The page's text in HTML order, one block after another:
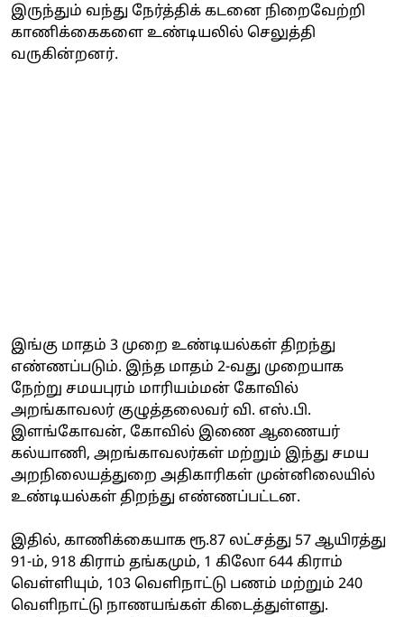
இருந்தும் வந்து நேர்த்திக் கடனை நிறைவேற்றி
காணிக்கைகளை உண்டியலில் செலுத்தி
வருகின்றனர்.
இங்கு மாதம் 3 முறை உண்டியல்கள் திறந்து
எண்ணப்படும். இந்த மாதம் 2-வது முறையாக
நேற்று சமயபுரம் மாரியம்மன் கோவில்
அறங்காவலர் குழுத்தலைவர் வி. எஸ்.பி.
இளங்கோவன், கோவில் இணை ஆணையர்
கல்யாணி, அறங்காவலர்கள் மற்றும் இந்து சமய
அறநிலையத்துறை அதிகாரிகள் முன்னிலையில்
உண்டியல்கள் திறந்து எண்ணப்பட்டன.
இதில், காணிக்கையாக ரூ.87 லட்சத்து 57 ஆயிரத்து
91-ம், 918 கிராம் தங்கமும், 1 கிலோ 644 கிராம்
வெள்ளியும், 103 வெளிநாட்டு பணம் மற்றும் 240
வெளிநாட்டு நாணயங்கள் கிடைத்துள்ளது.